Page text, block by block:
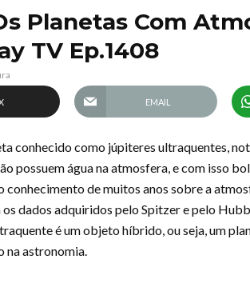
Planetas Com
TV Ep.1408
EMAIL
conhecido como júpiteres ultraquentes,
possuem água na atmosfera, e com isso
conhecimento de muitos anos sobre a
dados adquiridos pelo Spitzer e pelo
é um objeto híbrido, ou seja, um
na astronomia.